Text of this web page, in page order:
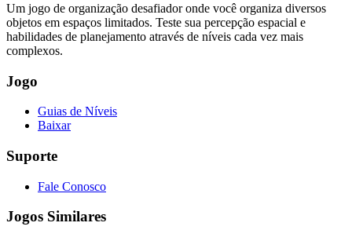
Um jogo de organização desafiador onde você organiza diversos
objetos em espaços limitados. Teste sua percepção espacial e
habilidades de planejamento através de níveis cada vez mais
complexos.
Jogo
Guias de Níveis
Baixar
Suporte
Fale Conosco
Jogos Similares